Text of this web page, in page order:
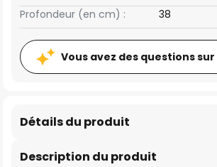
Profondeur (en cm) : 38
Vous avez des questions
Description du produit
Détails du produit